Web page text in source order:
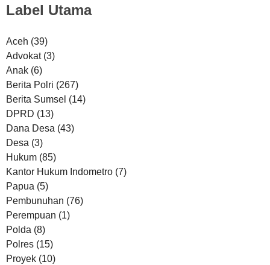
Label Utama
Aceh (39)
Advokat (3)
Anak (6)
Berita Polri (267)
Berita Sumsel (14)
DPRD (13)
Dana Desa (43)
Desa (3)
Hukum (85)
Kantor Hukum Indometro (7)
Papua (5)
Pembunuhan (76)
Perempuan (1)
Polda (8)
Polres (15)
Proyek (10)